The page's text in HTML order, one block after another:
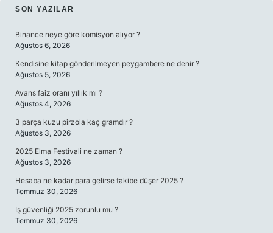
SIDEBAR
SON YAZILAR
Binance neye göre komisyon alıyor ?
Ağustos 6, 2026
Kendisine kitap gönderilmeyen peygambere ne denir ?
Ağustos 5, 2026
Avans faiz oranı yıllık mı ?
Ağustos 4, 2026
3 parça kuzu pirzola kaç gramdır ?
Ağustos 3, 2026
2025 Elma Festivali ne zaman ?
Ağustos 3, 2026
Hesaba ne kadar para gelirse takibe düşer 2025 ?
Temmuz 30, 2026
İş güvenliği 2025 zorunlu mu ?
Temmuz 30, 2026